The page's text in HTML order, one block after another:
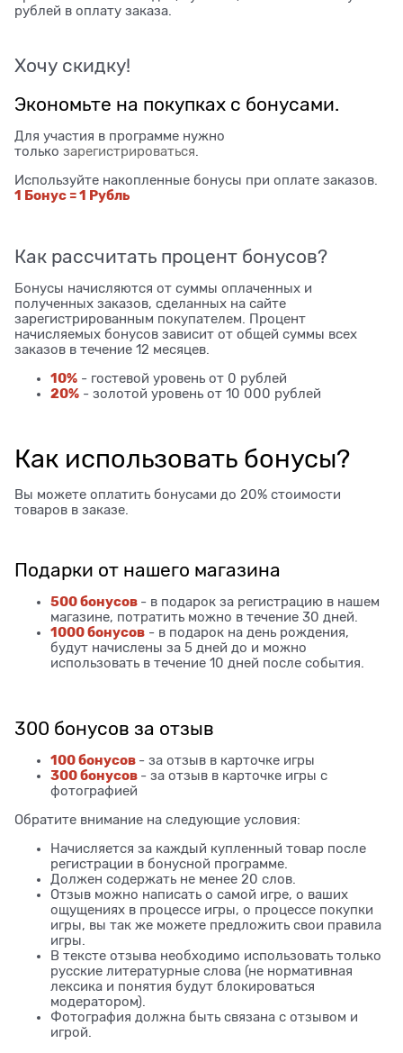
рублей в оплату заказа.
Хочу скидку!
Экономьте на покупках с бонусами.
Для участия в программе нужно
только зарегистрироваться.
Используйте накопленные бонусы при оплате заказов.
1 Бонус = 1 Рубль
Как рассчитать процент бонусов?
Бонусы начисляются от суммы оплаченных и
полученных заказов, сделанных на сайте
зарегистрированным покупателем. Процент
начисляемых бонусов зависит от общей суммы всех
заказов в течение 12 месяцев.
10% - гостевой уровень от 0 рублей
20% - золотой уровень от 10 000 рублей
Как использовать бонусы?
Вы можете оплатить бонусами до 20% стоимости
товаров в заказе.
Подарки от нашего магазина
500 бонусов - в подарок за регистрацию в нашем
магазине, потратить можно в течение 30 дней.
1000 бонусов - в подарок на день рождения,
будут начислены за 5 дней до и можно
использовать в течение 10 дней после события.
300 бонусов за отзыв
100 бонусов - за отзыв в карточке игры
300 бонусов - за отзыв в карточке игры с
фотографией
Обратите внимание на следующие условия:
Начисляется за каждый купленный товар после
регистрации в бонусной программе.
Должен содержать не менее 20 слов.
Отзыв можно написать о самой игре, о ваших
ощущениях в процессе игры, о процессе покупки
игры, вы так же можете предложить свои правила
игры.
В тексте отзыва необходимо использовать только
русские литературные слова (не нормативная
лексика и понятия будут блокироваться
модератором).
Фотография должна быть связана с отзывом и
игрой.